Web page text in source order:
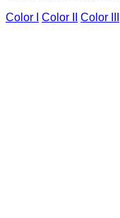
Color I
Color II Color III